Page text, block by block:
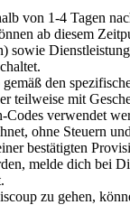
von 1-4 Tagen
ab diesem
den
teilweise mit
verwendet
ohne Steuern
bestätigten
melde dich bei
zu gehen,